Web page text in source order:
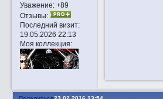
Уважение: +89
Отзывы:
Последний визит:
19.05.2026 22:13
Моя коллекция: